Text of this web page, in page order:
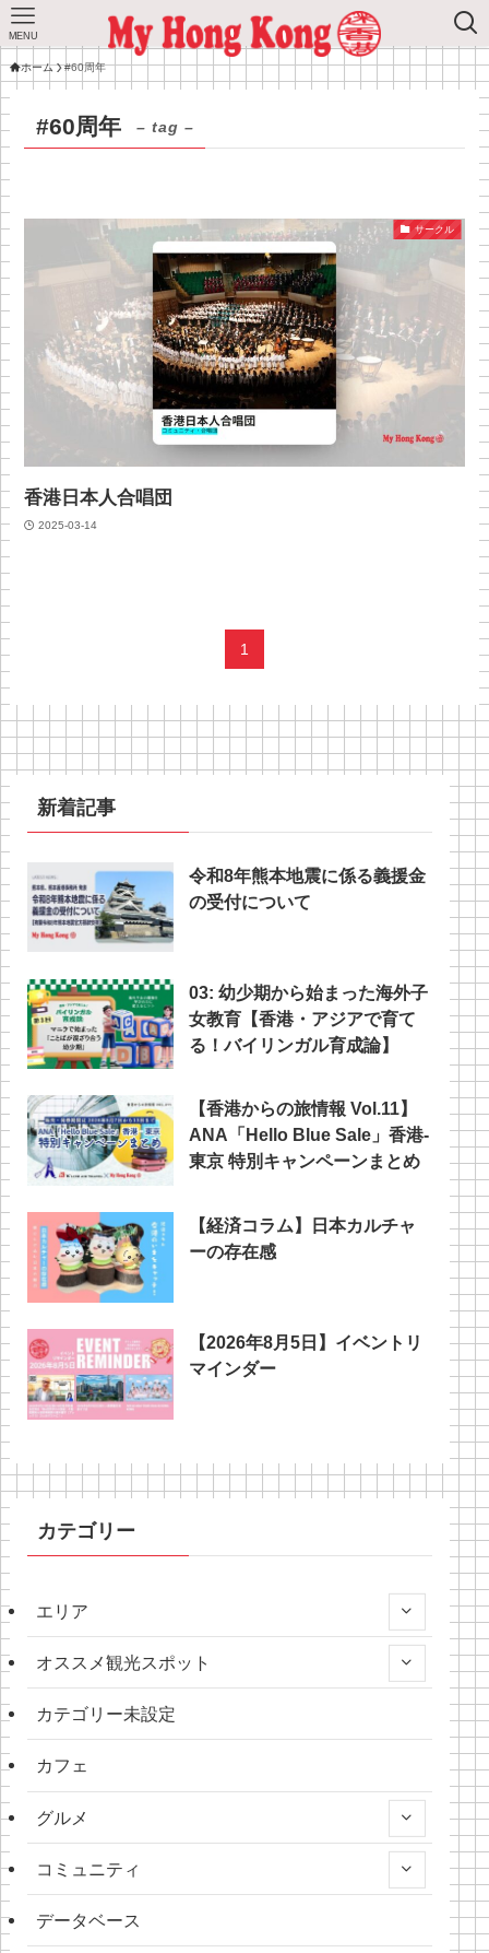
MENU
ホーム #60周年
#60周年 – tag –
サークル
香港日本人合唱団
2025-03-14
1
新着記事
令和8年熊本地震に係る義援金
の受付について
03: 幼少期から始まった海外子
女教育【香港・アジアで育て
る！バイリンガル育成論】
【香港からの旅情報 Vol.11】
ANA「Hello Blue Sale」香港‐
東京 特別キャンペーンまとめ
【経済コラム】日本カルチャ
ーの存在感
【2026年8月5日】イベントリ
マインダー
カテゴリー
エリア
オススメ観光スポット
カテゴリー未設定
カフェ
グルメ
コミュニティ
データベース